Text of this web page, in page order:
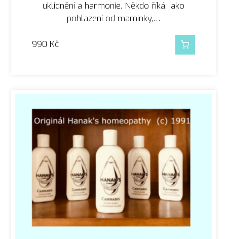
uklidnění a harmonie. Někdo říká, jako
pohlazení od maminky,…
990 Kč